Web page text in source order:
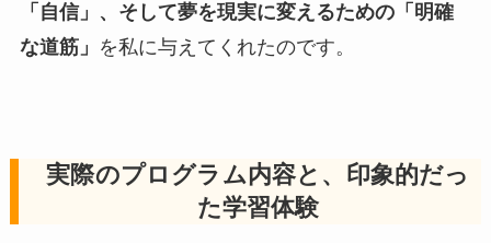
「自信」、そして夢を現実に変えるための「明確
な道筋」 を私に与えてくれたのです。
実際のプログラム内容と、印象的だっ
た学習体験